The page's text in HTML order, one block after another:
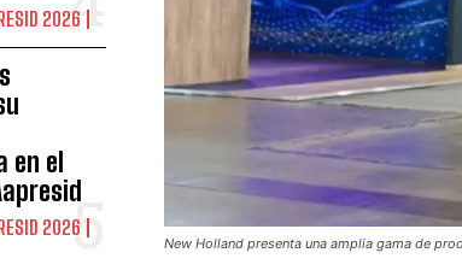
2026
el
2026
New Holland presenta una amplia gama de